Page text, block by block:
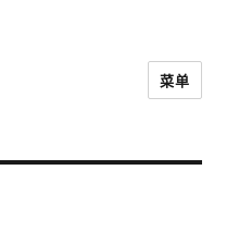
菜单